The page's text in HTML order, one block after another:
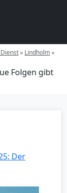
» Lindholm»
Folgen gibt
Der